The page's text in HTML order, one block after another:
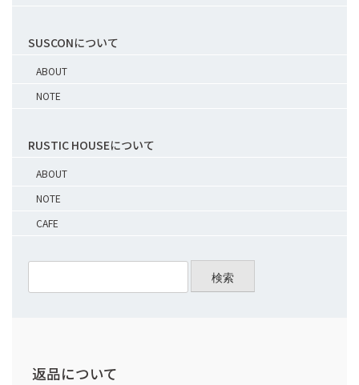
SUSCONについて
ABOUT
NOTE
RUSTIC HOUSEについて
ABOUT
NOTE
CAFE
検索
返品について